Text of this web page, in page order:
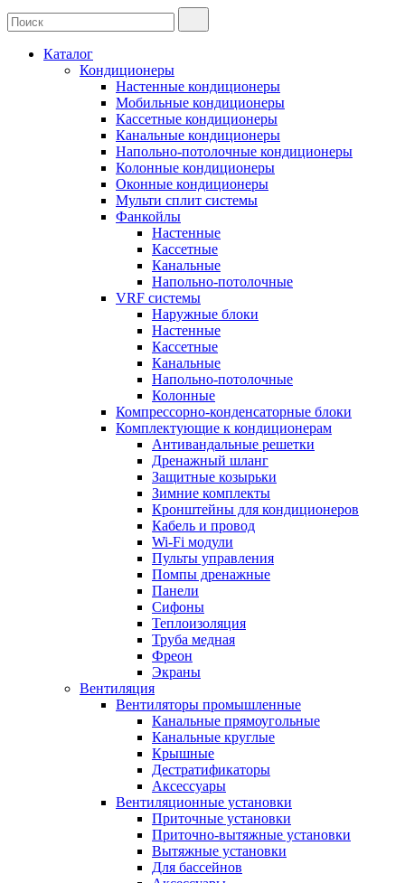
Каталог
Кондиционеры
Настенные кондиционеры
Мобильные кондиционеры
Кассетные кондиционеры
Канальные кондиционеры
Напольно-потолочные кондиционеры
Колонные кондиционеры
Оконные кондиционеры
Мульти сплит системы
Фанкойлы
Настенные
Кассетные
Канальные
Напольно-потолочные
VRF системы
Наружные блоки
Настенные
Кассетные
Канальные
Напольно-потолочные
Колонные
Компрессорно-конденсаторные блоки
Комплектующие к кондиционерам
Антивандальные решетки
Дренажный шланг
Защитные козырьки
Зимние комплекты
Кронштейны для кондиционеров
Кабель и провод
Wi-Fi модули
Пульты управления
Помпы дренажные
Панели
Сифоны
Теплоизоляция
Труба медная
Фреон
Экраны
Вентиляция
Вентиляторы промышленные
Канальные прямоугольные
Канальные круглые
Крышные
Дестратификаторы
Аксессуары
Вентиляционные установки
Приточные установки
Приточно-вытяжные установки
Вытяжные установки
Для бассейнов